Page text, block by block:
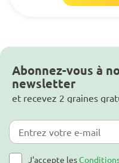
Abonnez-vous à
newsletter
et recevez 2 graines
J'accepte les